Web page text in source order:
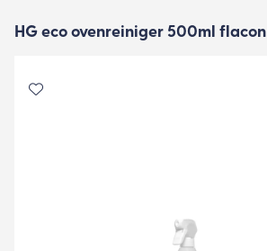
HG eco ovenreiniger 500ml flacon